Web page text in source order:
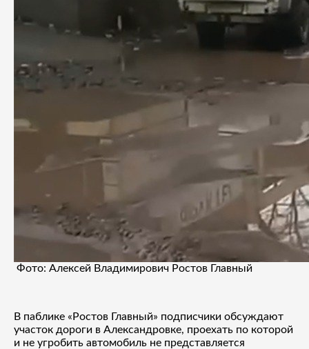
Фото: Алексей Владимирович Ростов Главный
В паблике «Ростов Главный» подписчики обсуждают
участок дороги в Александровке, проехать по которой
и не угробить автомобиль не представляется